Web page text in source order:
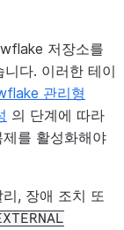
저장소를
다. 이러한 테이
관리형
의 단계에 따라
를 활성화해야
, 장애 조치 또